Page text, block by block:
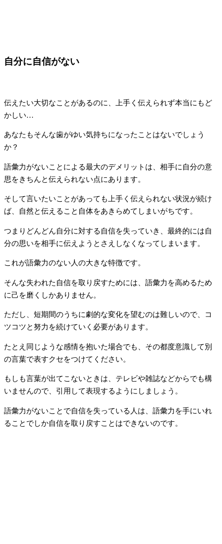
自分に自信がない
伝えたい大切なことがあるのに、上手く伝えられず本当にもど
かしい…
あなたもそんな歯がゆい気持ちになったことはないでしょう
か？
語彙力がないことによる最大のデメリットは、相手に自分の意
思をきちんと伝えられない点にあります。
そして言いたいことがあっても上手く伝えられない状況が続け
ば、自然と伝えること自体をあきらめてしまいがちです。
つまりどんどん自分に対する自信を失っていき、最終的には自
分の思いを相手に伝えようとさえしなくなってしまいます。
これが語彙力のない人の大きな特徴です。
そんな失われた自信を取り戻すためには、語彙力を高めるため
に己を磨くしかありません。
ただし、短期間のうちに劇的な変化を望むのは難しいので、コ
ツコツと努力を続けていく必要があります。
たとえ同じような感情を抱いた場合でも、その都度意識して別
の言葉で表すクセをつけてください。
もしも言葉が出てこないときは、テレビや雑誌などからでも構
いませんので、引用して表現するようにしましょう。
語彙力がないことで自信を失っている人は、語彙力を手にいれ
ることでしか自信を取り戻すことはできないのです。